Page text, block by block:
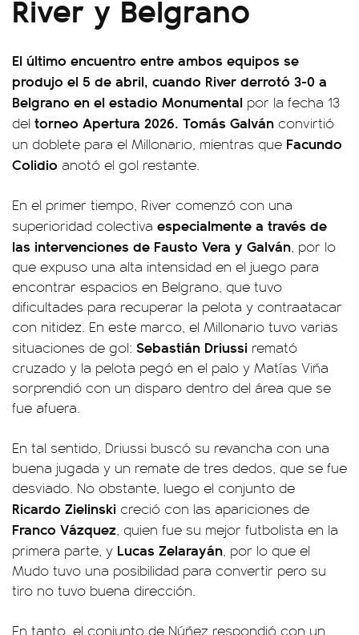
River y Belgrano
El último encuentro entre ambos equipos se
produjo el 5 de abril, cuando River derrotó 3-0 a
Belgrano en el estadio Monumental por la fecha 13
del torneo Apertura 2026. Tomás Galván convirtió
un doblete para el Millonario, mientras que Facundo
Colidio anotó el gol restante.
En el primer tiempo, River comenzó con una
superioridad colectiva especialmente a través de
las intervenciones de Fausto Vera y Galván, por lo
que expuso una alta intensidad en el juego para
encontrar espacios en Belgrano, que tuvo
dificultades para recuperar la pelota y contraatacar
con nitidez. En este marco, el Millonario tuvo varias
situaciones de gol: Sebastián Driussi remató
cruzado y la pelota pegó en el palo y Matías Viña
sorprendió con un disparo dentro del área que se
fue afuera.
En tal sentido, Driussi buscó su revancha con una
buena jugada y un remate de tres dedos, que se fue
desviado. No obstante, luego el conjunto de
Ricardo Zielinski creció con las apariciones de
Franco Vázquez, quien fue su mejor futbolista en la
primera parte, y Lucas Zelarayán, por lo que el
Mudo tuvo una posibilidad para convertir pero su
tiro no tuvo buena dirección.
En tanto, el conjunto de Núñez respondió con un